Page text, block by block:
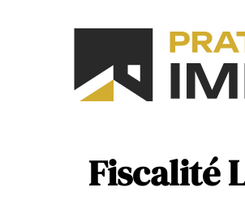
Fiscalité